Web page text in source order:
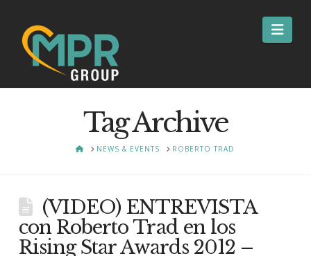
Tag Archive
HOMENEWS & EVENTS ROBERTO TRAD
(VIDEO) ENTREVISTA
con Roberto Trad en los
Rising Star Awards 2012 –